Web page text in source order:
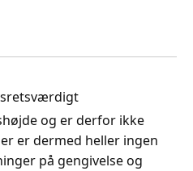
og er derfor ikke
er dermed heller ingen
på gengivelse og